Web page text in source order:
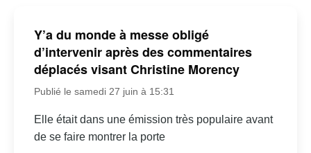
Y’a du monde à messe obligé
d’intervenir après des commentaires
déplacés visant Christine Morency
Publié le samedi 27 juin à 15:31
Elle était dans une émission très populaire avant
de se faire montrer la porte